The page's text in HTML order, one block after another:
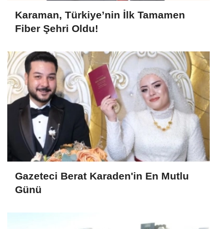
Karaman, Türkiye’nin İlk Tamamen
Fiber Şehri Oldu!
Gazeteci Berat Karaden'in En Mutlu
Günü